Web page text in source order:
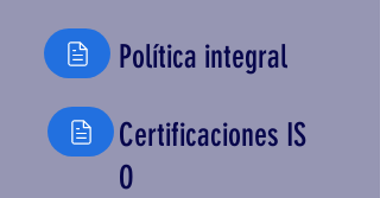
Política integral
Certificaciones IS
O